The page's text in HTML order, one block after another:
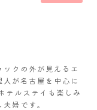
クの外が見えるエ
が名古屋を中心に
テルステイも楽しみ
婦です。